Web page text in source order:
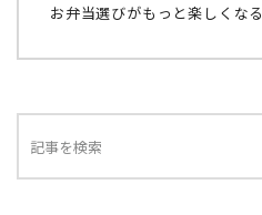
お弁当選びがもっと楽しくな